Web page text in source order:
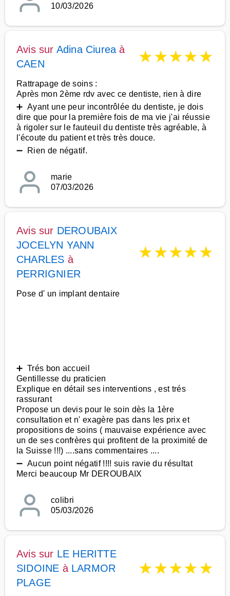
10/03/2026
Avis sur Adina Ciurea à
CAEN
★★★★★
Rattrapage de soins :
Après mon 2ème rdv avec ce dentiste, rien à dire
➕ Ayant une peur incontrôlée du dentiste, je dois
dire que pour la première fois de ma vie j'ai réussie
à rigoler sur le fauteuil du dentiste très agréable, à
l'écoute du patient et très très douce.
➖ Rien de négatif.
marie
07/03/2026
Avis sur DEROUBAIX
JOCELYN YANN
CHARLES à
PERRIGNIER
★★★★★
Pose d' un implant dentaire
➕ Trés bon accueil
Gentillesse du praticien
Explique en détail ses interventions , est trés
rassurant
Propose un devis pour le soin dès la 1ère
consultation et n' exagère pas dans les prix et
propositions de soins ( mauvaise expérience avec
un de ses confrères qui profitent de la proximité de
la Suisse !!!) ....sans commentaires ....
➖ Aucun point négatif !!!! suis ravie du résultat
Merci beaucoup Mr DEROUBAIX
colibri
05/03/2026
Avis sur LE HERITTE
SIDOINE à LARMOR
PLAGE
★★★★★